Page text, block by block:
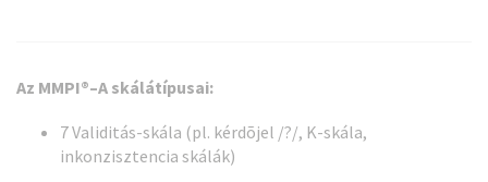
Az MMPI®–A skálátípusai:
7 Validitás-skála (pl. kérdõjel /?/, K-skála,
inkonzisztencia skálák)